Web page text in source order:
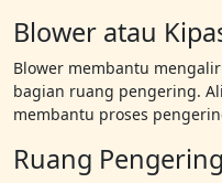
Blower atau
Blower membantu
bagian ruang pengering.
membantu proses
Ruang Pengering